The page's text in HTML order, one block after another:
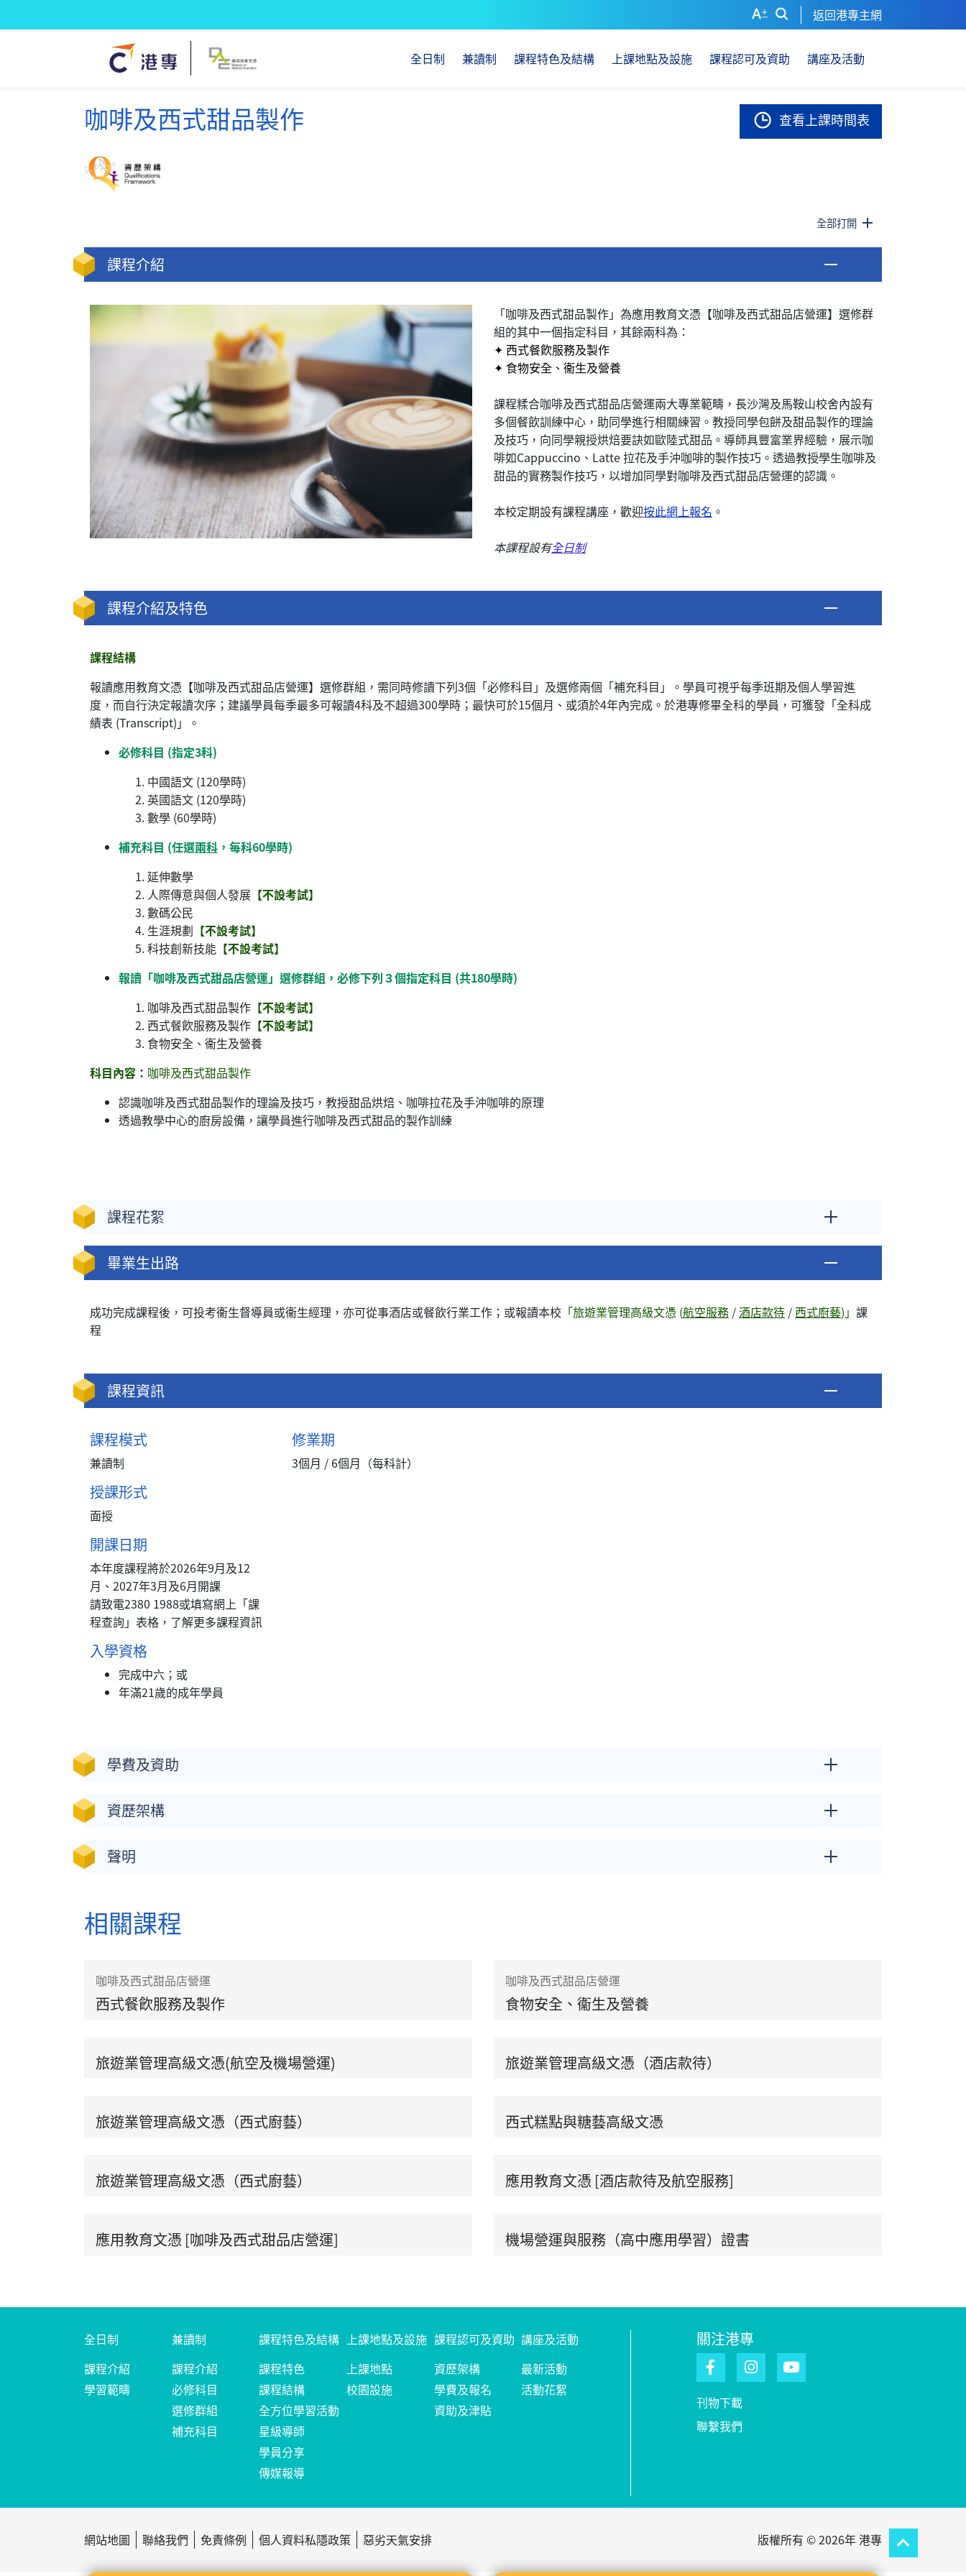
返回港專主網
全日制 兼讀制 課程特色及結構 上課地點及設施 課程認可及資助 講座及活動
咖啡及西式甜品製作 查看上課時間表
全部打開
課程介紹
「咖啡及西式甜品製作」為應用教育文憑【咖啡及西式甜品店營運】選修群
組的其中一個指定科目，其餘兩科為：
✦ 西式餐飮服務及製作
✦ 食物安全、衞生及營養
課程糅合咖啡及西式甜品店營運兩大專業範疇，長沙灣及馬鞍山校舍內設有
多個餐飲訓練中心，助同學進行相關練習。教授同學包餅及甜品製作的理論
及技巧，向同學親授烘焙要訣如歐陸式甜品。導師具豐富業界經驗，展示咖
啡如Cappuccino、Latte 拉花及手沖咖啡的製作技巧。透過教授學生咖啡及
甜品的實務製作技巧，以增加同學對咖啡及西式甜品店營運的認識。
本校定期設有課程講座，歡迎按此網上報名 。
本課程設有全日制
課程介紹及特色
課程結構
報讀應用教育文憑【咖啡及西式甜品店營運】選修群組，需同時修讀下列3個「必修科目」及選修兩個「補充科目」。學員可視乎每季班期及個人學習進
度，而自行決定報讀次序；建議學員每季最多可報讀4科及不超過300學時；最快可於15個月、或須於4年內完成。於港專修畢全科的學員，可獲發「全科成
績表 (Transcript)」。
必修科目 (指定3科)
中國語文 (120學時)
英國語文 (120學時)
數學 (60學時)
補充科目 (任選兩科 ，每科60學時)
延伸數學
人際傳意與個人發展 【不設考試】
數碼公民
生涯規劃 【不設考試】
科技創新技能 【不設考試】
報讀「咖啡及西式甜品店營運」選修群組，必修下列３個指定科目 (共180學時)
咖啡及西式甜品製作 【不設考試】
西式餐飮服務及製作 【不設考試】
食物安全、衞生及營養
科目內容： 咖啡及西式甜品製作
認識咖啡及西式甜品製作的理論及技巧，教授甜品烘焙、咖啡拉花及手沖咖啡的原理
透過教學中心的廚房設備，讓學員進行咖啡及西式甜品的製作訓練
課程花絮
畢業生出路
成功完成課程後，可投考衞生督導員或衞生經理，亦可從事酒店或餐飲行業工作；或報讀本校 「旅遊業管理高級文憑 (航空服務 /酒店款待 / 西式廚藝)」 課
程
課程資訊
課程模式
兼讀制
授課形式
面授
開課日期
本年度課程將於2026年9月及12
月、2027年3月及6月開課
請致電2380 1988或填寫網上「課
程查詢」表格，了解更多課程資訊
修業期
3個月 / 6個月（每科計）
入學資格
完成中六；或
年滿21歲的成年學員
學費及資助
資歷架構
聲明
相關課程
咖啡及西式甜品店營運
西式餐飮服務及製作
咖啡及西式甜品店營運
食物安全、衞生及營養
旅遊業管理高級文憑(航空及機場營運) 旅遊業管理高級文憑（酒店款待）
旅遊業管理高級文憑（西式廚藝） 西式糕點與糖藝高級文憑
旅遊業管理高級文憑（西式廚藝） 應用教育文憑 [酒店款待及航空服務]
應用教育文憑 [咖啡及西式甜品店營運] 機場營運與服務（高中應用學習）證書
全日制
課程介紹
學習範疇
兼讀制
課程介紹
必修科目
選修群組
補充科目
課程特色及結構
課程特色
課程結構
全方位學習活動
星級導師
學員分享
傳媒報導
上課地點及設施
上課地點
校園設施
課程認可及資助
資歷架構
學費及報名
資助及津貼
講座及活動
最新活動
活動花絮
關注港專
刊物下載
聯繫我們
網站地圖 聯絡我們 免責條例 個人資料私隱政策 惡劣天氣安排 版權所有 © 2026年 港專